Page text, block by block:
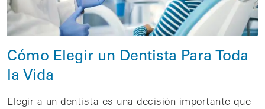
Cómo Elegir un Dentista Para Toda
la Vida
Elegir a un dentista es una decisión importante que